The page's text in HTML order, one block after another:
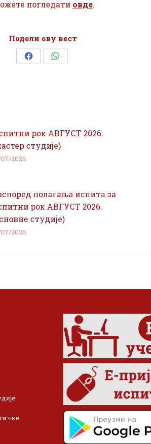
погледати овде.
Подели ову вест
Share Share
рок АВГУСТ 2026.
студије)
2026
полагања испита за
рок АВГУСТ 2026.
студије)
2026